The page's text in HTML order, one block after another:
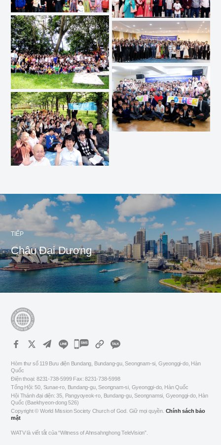
TIẾP
Châu Đại Dương
카
오
톡
공
하
Hòm thư số 119 Bưu điện Bundang, Bundang-gu, Seongnam-si, Gyeonggi-do, Hàn
Quốc
Điện thoại: 8231-738-5999 Fax: 8231-738-5998
Tổng Hội: 50, Sunae-ro, Bundang-gu, Seongnam-si, Gyeonggi-do, Hàn Quốc
Hội Thánh đại diện: 35, Pangyoyeok-ro, Bundang-gu, Seongnamsi, Gyeonggi-do, Hàn
Quốc (Baekhyeon-dong 526)
Copyright © World Mission Society Church of God. Giữ mọi quyền. Chính sách bảo
mật
WATV là viết tắt của “Witness of Ahnsahnghong TeleVision”.